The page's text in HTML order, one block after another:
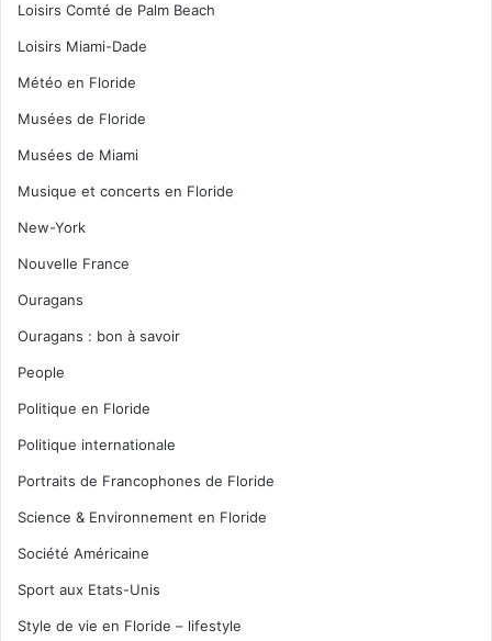
Loisirs Comté de Palm Beach
Loisirs Miami-Dade
Météo en Floride
Musées de Floride
Musées de Miami
Musique et concerts en Floride
New-York
Nouvelle France
Ouragans
Ouragans : bon à savoir
People
Politique en Floride
Politique internationale
Portraits de Francophones de Floride
Science & Environnement en Floride
Société Américaine
Sport aux Etats-Unis
Style de vie en Floride – lifestyle